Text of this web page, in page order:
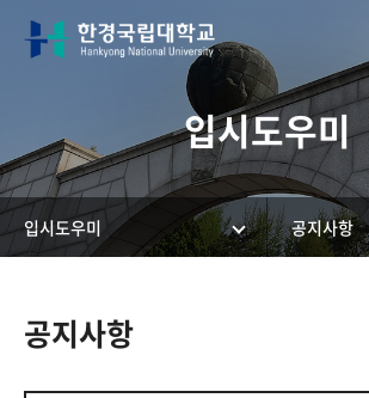
한경국립대학교 입학안내
입시도우미
입시도우미 공지사항
공지사항